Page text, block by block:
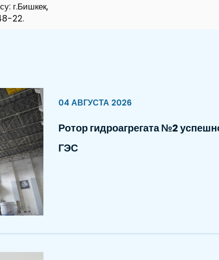
г.Бишкек,
22.
04 АВГУСТА 2026
Ротор гидроагрегата №2
ГЭС